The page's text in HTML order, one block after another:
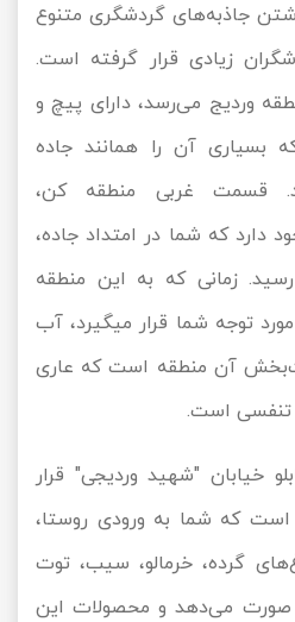
جاذبه‌های گردشگری متنوع
زیادی قرار گرفته است.
وردیج می‌رسد، دارای پیچ و
آن را همانند جاده
قسمت غربی منطقه کن،
دارد که شما در امتداد جاده،
زمانی که به این منطقه
توجه شما قرار میگیرد، آب
آن منطقه است که عاری
تنفسی است.
خیابان "شهید وردیجی" قرار
است که شما به ورودی روستا،
گرده، خرمالو، سیب، توت
صورت می‌دهد و محصولات این